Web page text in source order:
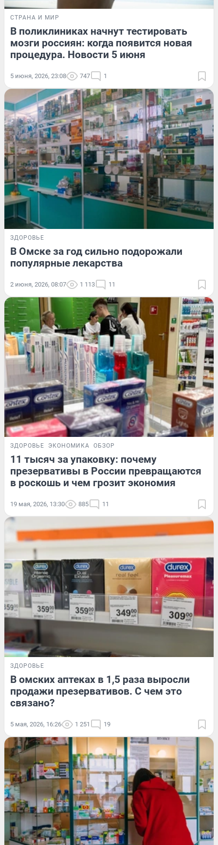
СТРАНА И МИР
В поликлиниках начнут тестировать
мозги россиян: когда появится новая
процедура. Новости 5 июня
5 июня, 2026, 23:08 747 1
ЗДОРОВЬЕ
В Омске за год сильно подорожали
популярные лекарства
2 июня, 2026, 08:07 1 113 11
ЗДОРОВЬЕ ЭКОНОМИКА ОБЗОР
11 тысяч за упаковку: почему
презервативы в России превращаются
в роскошь и чем грозит экономия
19 мая, 2026, 13:30 885 11
ЗДОРОВЬЕ
В омских аптеках в 1,5 раза выросли
продажи презервативов. С чем это
связано?
5 мая, 2026, 16:26 1 251 19